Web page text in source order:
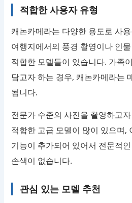
적합한 사용자 유형
캐논카메라는 다양한 용도로 사
여행지에서의 풍경 촬영이나 인
적합한 모델들이 있습니다. 가족
담고자 하는 경우, 캐논카메라는
됩니다.
전문가 수준의 사진을 촬영하고
적합한 고급 모델이 많이 있으며,
기능이 추가되어 있어서 전문적
손색이 없습니다.
관심 있는 모델 추천